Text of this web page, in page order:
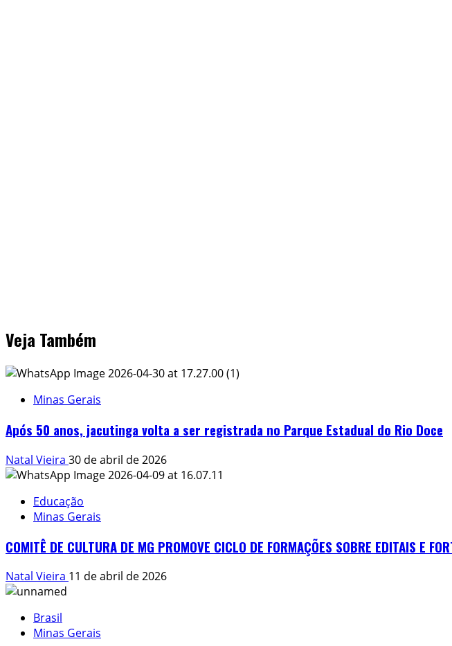
Veja Também
Minas Gerais
Após 50 anos, jacutinga volta a ser registrada no Parque Estadual do Rio Doce
Natal Vieira 30 de abril de 2026
Educação
Minas Gerais
COMITÊ DE CULTURA DE MG PROMOVE CICLO DE FORMAÇÕES SOBRE EDITAIS E
Natal Vieira 11 de abril de 2026
Brasil
Minas Gerais